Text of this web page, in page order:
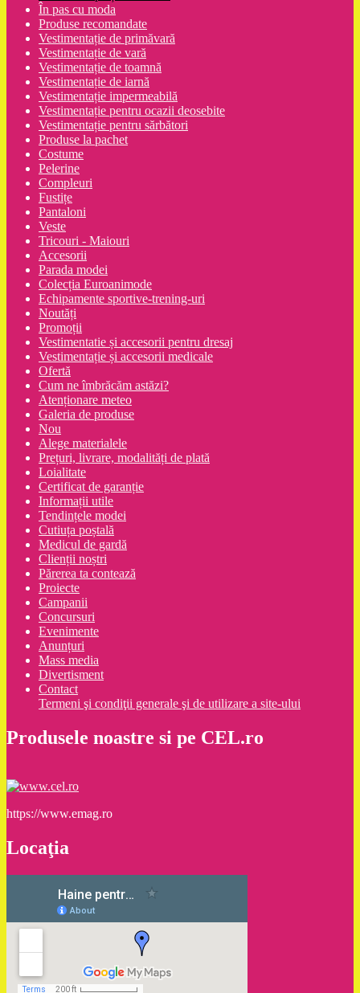
În pas cu moda
Produse recomandate
Vestimentație de primăvară
Vestimentație de vară
Vestimentație de toamnă
Vestimentație de iarnă
Vestimentație impermeabilă
Vestimentație pentru ocazii deosebite
Vestimentație pentru sărbători
Produse la pachet
Costume
Pelerine
Compleuri
Fustițe
Pantaloni
Veste
Tricouri - Maiouri
Accesorii
Parada modei
Colecția Euroanimode
Echipamente sportive-trening-uri
Noutăți
Promoții
Vestimentatie și accesorii pentru dresaj
Vestimentație și accesorii medicale
Ofertă
Cum ne îmbrăcăm astăzi?
Atenționare meteo
Galeria de produse
Nou
Alege materialele
Prețuri, livrare, modalități de plată
Loialitate
Certificat de garanție
Informații utile
Tendințele modei
Cutiuța poștală
Medicul de gardă
Clienții noștri
Părerea ta contează
Proiecte
Campanii
Concursuri
Evenimente
Anunțuri
Mass media
Divertisment
Contact
Termeni şi condiţii generale şi de utilizare a site-ului
Produsele noastre si pe CEL.ro
https://www.emag.ro
Locaţia